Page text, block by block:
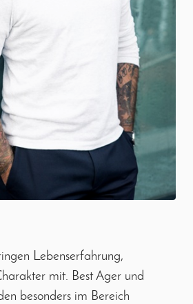
Lebenserfahrung,
mit. Best Ager und
besonders im Bereich